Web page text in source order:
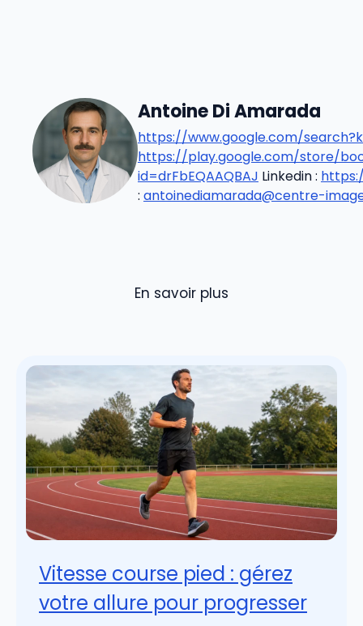
Antoine Di Amarada
https://www.google.com/
https://play.google.com/store/
id=drFbEQAAQBAJ Linkedin :
: antoinediamarada@centre-
En savoir plus
Vitesse course pied : gérez
votre allure pour progresser